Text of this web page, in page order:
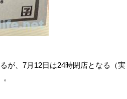
が、7月12日は24時閉店となる（実